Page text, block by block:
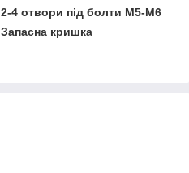
2-4 отвори під болти М5-М6
Запасна кришка